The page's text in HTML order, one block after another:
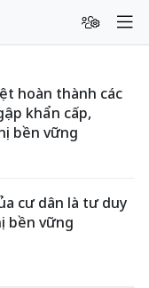
hoàn thành các
khẩn cấp,
bền vững
cư dân là tư duy
bền vững